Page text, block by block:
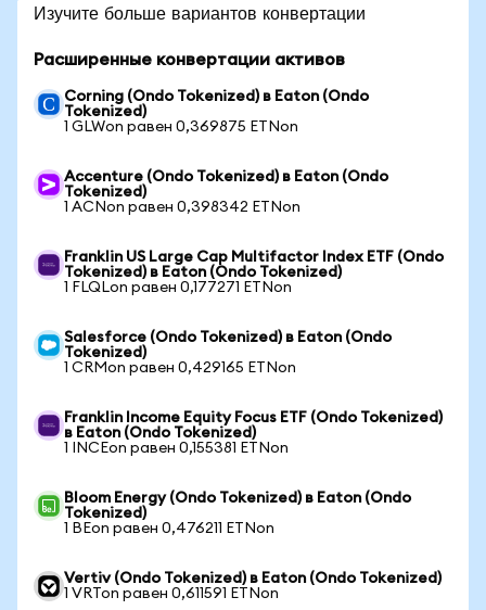
Изучите больше вариантов конвертации
Расширенные конвертации активов
Corning (Ondo Tokenized) в Eaton (Ondo
Tokenized)
1 GLWon равен 0,369875 ETNon
Accenture (Ondo Tokenized) в Eaton (Ondo
Tokenized)
1 ACNon равен 0,398342 ETNon
Franklin US Large Cap Multifactor Index ETF (Ondo
Tokenized) в Eaton (Ondo Tokenized)
1 FLQLon равен 0,177271 ETNon
Salesforce (Ondo Tokenized) в Eaton (Ondo
Tokenized)
1 CRMon равен 0,429165 ETNon
Franklin Income Equity Focus ETF (Ondo Tokenized)
в Eaton (Ondo Tokenized)
1 INCEon равен 0,155381 ETNon
Bloom Energy (Ondo Tokenized) в Eaton (Ondo
Tokenized)
1 BEon равен 0,476211 ETNon
Vertiv (Ondo Tokenized) в Eaton (Ondo Tokenized)
1 VRTon равен 0,611591 ETNon